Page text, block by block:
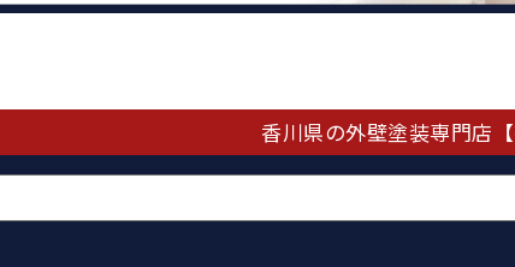
香川県の外壁塗装専門店